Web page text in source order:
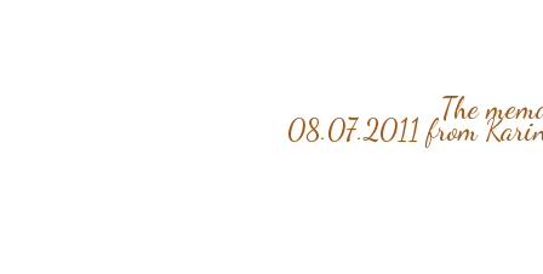
The
08.07.2011 from